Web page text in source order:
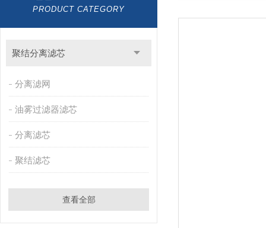
PRODUCT CATEGORY
聚结分离滤芯
分离滤网
油雾过滤器滤芯
分离滤芯
聚结滤芯
查看全部